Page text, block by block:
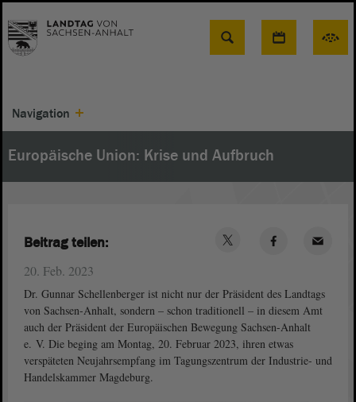
Suche
Navigation
Europäische Union: Krise und Aufbruch
20. Feb. 2023
Dr. Gunnar Schellenberger ist nicht nur der Präsident des Landtags
von Sachsen-Anhalt, sondern – schon traditionell – in diesem Amt
auch der Präsident der Europäischen Bewegung Sachsen-Anhalt
e. V. Die beging am Montag, 20. Februar 2023, ihren etwas
verspäteten Neujahrsempfang im Tagungszentrum der Industrie- und
Handelskammer Magdeburg.
Beitrag teilen: